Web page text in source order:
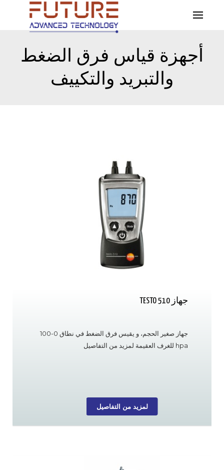
أجهزة قياس فرق الضغط
والتبريد والتكييف
جهاز TESTO 510
جهاز صغير الحجم، و يقيس فرق الضغط في نطاق 0-100
hpa للغرف العقيمة لمزيد من التفاصيل
لمزيد من التفاصيل